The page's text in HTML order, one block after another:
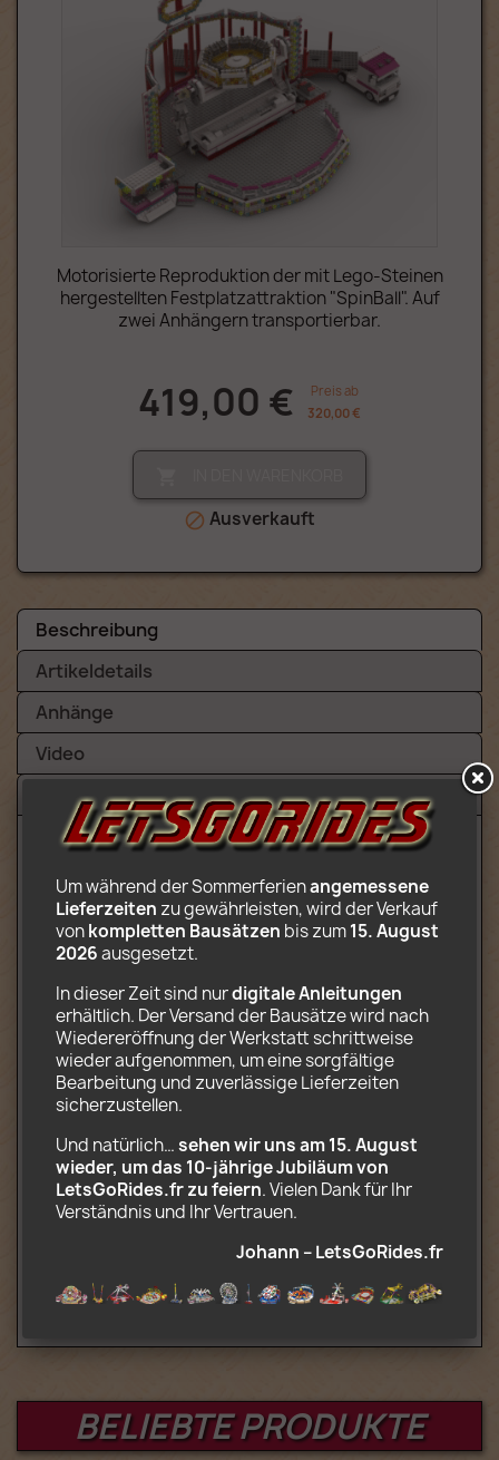
Motorisierte Reproduktion der mit Lego-Steinen
hergestellten Festplatzattraktion "SpinBall". Auf
zwei Anhängern transportierbar.
419,00 €
Preis ab
320,00 €
 Ausverkauft
Beschreibung
Artikeldetails
Anhänge
Video
Bewertungen (3)
Inhalt:
Komplettes Karussell (runde, um 3
Achsen drehbare Plattform)
Kasse
2 Transportanhänger
Gedruckt auf Fotopapierdekorationen
CD-ROM mit Installations- und
Transportanweisungen (.pdf) und
Szenerie (.jpg)
Optional (komplettes motorisiertes Kit):
3 Motoren und Batteriekasten,
Fernbedienung und Infrarotempfänger
Kompatibel mit Lego Power Functions
BELIEBTE PRODUKTE
Um während der Sommerferien angemessene
Lieferzeiten zu gewährleisten, wird der Verkauf
von kompletten Bausätzen bis zum 15. August
2026 ausgesetzt.
In dieser Zeit sind nur digitale Anleitungen
erhältlich. Der Versand der Bausätze wird nach
Wiedereröffnung der Werkstatt schrittweise
wieder aufgenommen, um eine sorgfältige
Bearbeitung und zuverlässige Lieferzeiten
sicherzustellen.
Und natürlich… sehen wir uns am 15. August
wieder, um das 10‑jährige Jubiläum von
LetsGoRides.fr zu feiern. Vielen Dank für Ihr
Verständnis und Ihr Vertrauen.
Johann – LetsGoRides.fr